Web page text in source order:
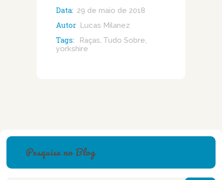
Data: 29 de maio de 2018
Autor Lucas Milanez
Tags: Raças Tudo Sobre
yorkshire
Pesquise no Blog